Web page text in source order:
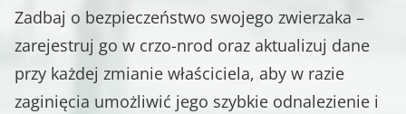
Zadbaj o bezpieczeństwo swojego zwierzaka –
zarejestruj go w crzo-nrod oraz aktualizuj dane
przy każdej zmianie właściciela, aby w razie
zaginięcia umożliwić jego szybkie odnalezienie i
Zgłoś zaginięcie